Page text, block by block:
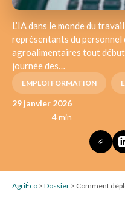
L’IA dans le monde du
représentants du
agroalimentaires tout début
journée des…
EMPLOI FORMATION
29 janvier 2026
4 min
AgriÉco > Dossier > Comment